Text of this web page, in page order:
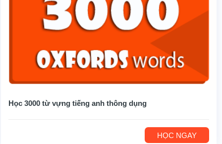
Học 3000 từ vựng tiếng anh thông dụng
HỌC NGAY